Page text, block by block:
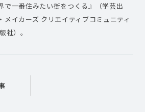
で一番住みたい街をつくる』（学芸出
メイカーズ クリエイティブコミュニティ
社）。